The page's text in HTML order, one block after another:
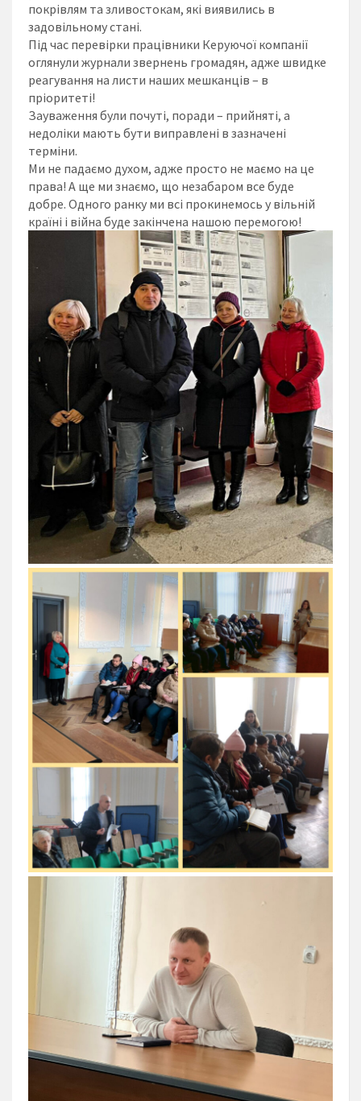
покрівлям та зливостокам, які виявились в
задовільному стані.
Під час перевірки працівники Керуючої компанії
оглянули журнали звернень громадян, адже швидке
реагування на листи наших мешканців – в
пріоритеті!
Зауваження були почуті, поради – прийняті, а
недоліки мають бути виправлені в зазначені
терміни.
Ми не падаємо духом, адже просто не маємо на це
права! А ще ми знаємо, що незабаром все буде
добре. Одного ранку ми всі прокинемось у вільній
країні і війна буде закінчена нашою перемогою!